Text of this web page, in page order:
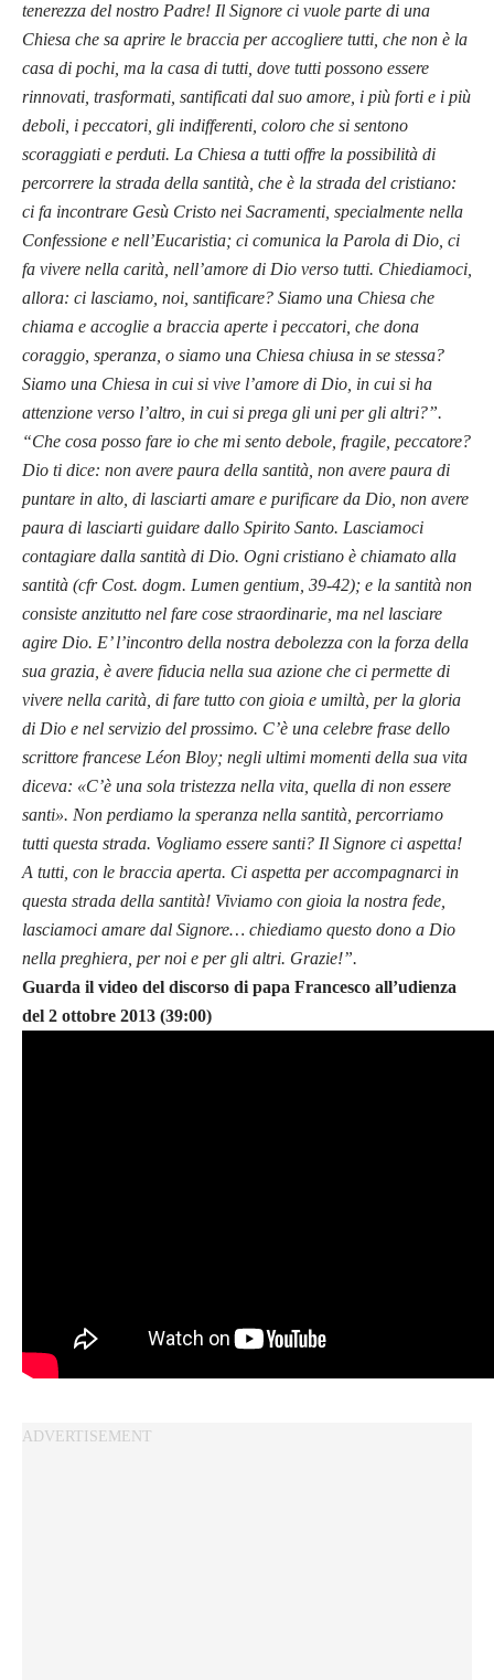
tenerezza del nostro Padre! Il Signore ci vuole parte di una
Chiesa che sa aprire le braccia per accogliere tutti, che non è la
casa di pochi, ma la casa di tutti, dove tutti possono essere
rinnovati, trasformati, santificati dal suo amore, i più forti e i più
deboli, i peccatori, gli indifferenti, coloro che si sentono
scoraggiati e perduti. La Chiesa a tutti offre la possibilità di
percorrere la strada della santità, che è la strada del cristiano:
ci fa incontrare Gesù Cristo nei Sacramenti, specialmente nella
Confessione e nell’Eucaristia; ci comunica la Parola di Dio, ci
fa vivere nella carità, nell’amore di Dio verso tutti. Chiediamoci,
allora: ci lasciamo, noi, santificare? Siamo una Chiesa che
chiama e accoglie a braccia aperte i peccatori, che dona
coraggio, speranza, o siamo una Chiesa chiusa in se stessa?
Siamo una Chiesa in cui si vive l’amore di Dio, in cui si ha
attenzione verso l’altro, in cui si prega gli uni per gli altri?”.
“Che cosa posso fare io che mi sento debole, fragile, peccatore?
Dio ti dice: non avere paura della santità, non avere paura di
puntare in alto, di lasciarti amare e purificare da Dio, non avere
paura di lasciarti guidare dallo Spirito Santo. Lasciamoci
contagiare dalla santità di Dio. Ogni cristiano è chiamato alla
santità (cfr Cost. dogm. Lumen gentium, 39-42); e la santità non
consiste anzitutto nel fare cose straordinarie, ma nel lasciare
agire Dio. E’ l’incontro della nostra debolezza con la forza della
sua grazia, è avere fiducia nella sua azione che ci permette di
vivere nella carità, di fare tutto con gioia e umiltà, per la gloria
di Dio e nel servizio del prossimo. C’è una celebre frase dello
scrittore francese Léon Bloy; negli ultimi momenti della sua vita
diceva: «C’è una sola tristezza nella vita, quella di non essere
santi». Non perdiamo la speranza nella santità, percorriamo
tutti questa strada. Vogliamo essere santi? Il Signore ci aspetta!
A tutti, con le braccia aperta. Ci aspetta per accompagnarci in
questa strada della santità! Viviamo con gioia la nostra fede,
lasciamoci amare dal Signore… chiediamo questo dono a Dio
nella preghiera, per noi e per gli altri. Grazie!”.
Guarda il video del discorso di papa Francesco all’udienza
del 2 ottobre 2013 (39:00)